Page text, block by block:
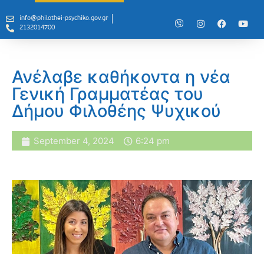
info@philothei-psychiko.gov.gr
2132014700
Ανέλαβε καθήκοντα η νέα
Γενική Γραμματέας του
Δήμου Φιλοθέης Ψυχικού
September 4, 2024 6:24 pm